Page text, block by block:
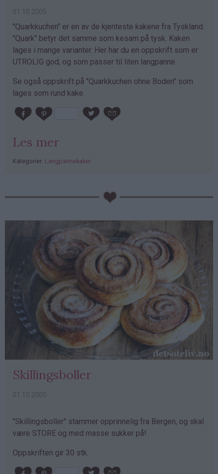
01.10.2005
"Quarkkuchen" er en av de kjenteste kakene fra Tyskland.
"Quark" betyr det samme som kesam på tysk. Kaken
lages i mange varianter. Her har du en oppskrift som er
UTROLIG god, og som passer til liten langpanne.
Se også oppskrift på "Quarkkuchen ohne Boden" som
lages som rund kake.
Les mer
Kategorier: Langpannekaker
PubGalaxy
Skillingsboller
01.10.2005
"Skillingsboller" stammer opprinnelig fra Bergen, og skal
være STORE og med masse sukker på!
Oppskriften gir 30 stk.